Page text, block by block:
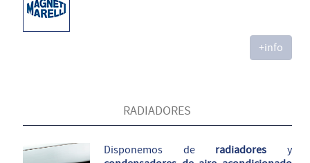
+info
RADIADORES
Disponemos de radiadores y